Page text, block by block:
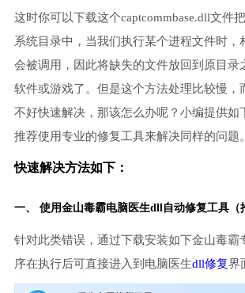
这时你可以下载这个captcommbase.dll文件
系统目录中，当我们执行某个进程文件时，
会被调用，因此将缺失的文件放回到原目录
软件或游戏了。但是这个方法处理比较慢，
不好快速解决，那该怎么办呢？小编提供如
推荐使用专业的修复工具来解决同样的问题。
快速解决方法如下：
一、 使用金山毒霸电脑医生dll自动修复工具（
针对此类错误，通过下载安装如下金山毒霸
序在执行后可直接进入到电脑医生dll修复界